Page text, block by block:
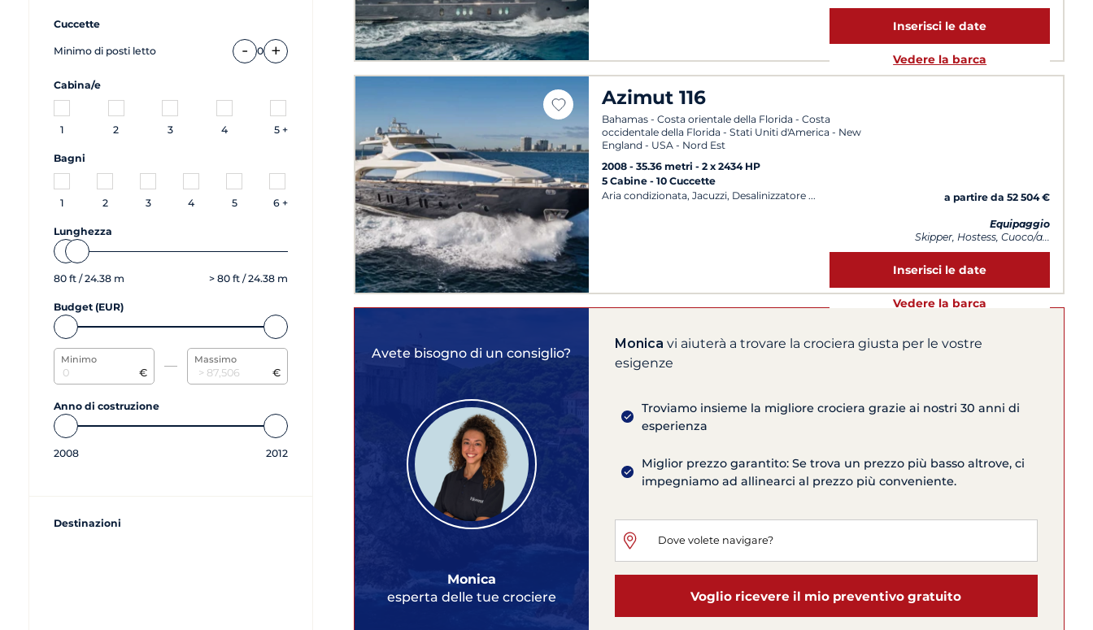
Cuccette
Minimo di posti letto - 0 +
Cabina/e
1 2 3 4 5 +
Bagni
1 2 3 4 5 6 +
Lunghezza
80 ft /24.38 m > 80 ft /24.38 m
Budget (EUR)
Minimo
€
Massimo
€
Anno di costruzione
2008 2012
Destinazioni
Inserisci le date
Vedere la barca
Azimut 116
Bahamas - Costa orientale della Florida - Costa
occidentale della Florida - Stati Uniti d'America - New
England - USA - Nord Est
2008
35.36 metri
2 x 2434 HP
5 Cabine 10 Cuccette
Aria condizionata, Jacuzzi, Desalinizzatore
a partire da 52 504 €
Equipaggio
Skipper, Hostess, Cuoco/a...
Inserisci le date
Vedere la barca
Avete bisogno di un consiglio?
Monica
esperta delle tue crociere
Monica vi aiuterà a trovare la crociera giusta per le vostre
esigenze
Troviamo insieme la migliore crociera grazie ai nostri 30 anni di
esperienza
Miglior prezzo garantito: Se trova un prezzo più basso altrove, ci
impegniamo ad allinearci al prezzo più conveniente.
Voglio ricevere il mio preventivo gratuito